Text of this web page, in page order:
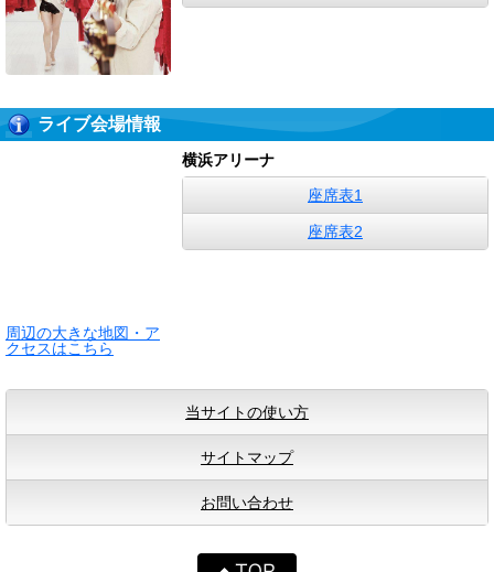
ライブ会場情報
周辺の大きな地図・ア
クセスはこちら
横浜アリーナ
座席表1
座席表2
当サイトの使い方
サイトマップ
お問い合わせ